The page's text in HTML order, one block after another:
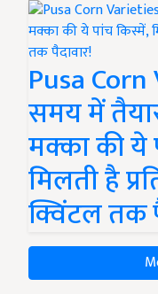
Pusa
समय में
मक्का की ये
मिलती है
क्विंटल तक